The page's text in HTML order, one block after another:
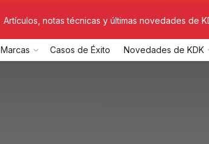
Artículos, notas técnicas y últimas novedades de
Marcas Casos de Éxito Novedades de KDK